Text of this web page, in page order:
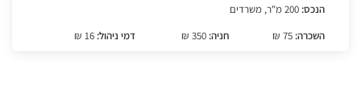
הנכס:
השכרה:
חניה: דמי ניהול: 16 ₪